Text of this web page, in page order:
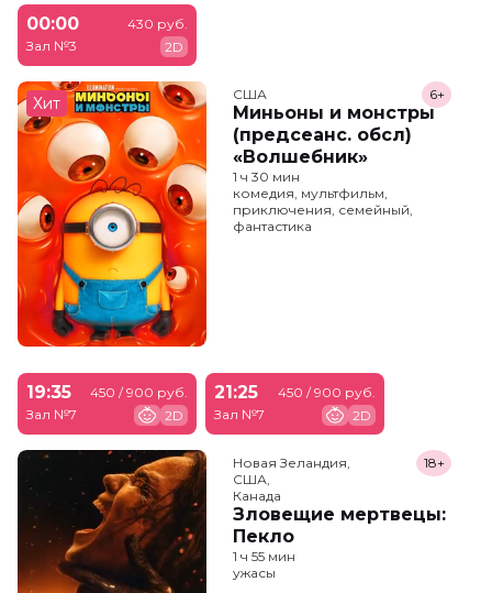
00:00
Зал №3
430 руб.
2D
Хит США
Миньоны и монстры
(предсеанс. обсл)
«Волшебник»
6+
1 ч 30 мин
комедия, мультфильм,
приключения, семейный,
фантастика
19:35
Зал №7
450 / 900 руб.
2D
21:25
Зал №7
450 / 900 руб.
2D
Новая Зеландия,
США,
Канада
Зловещие мертвецы:
Пекло
18+
1 ч 55 мин
ужасы